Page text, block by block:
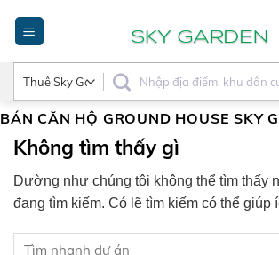
dung
BÁN CĂN HỘ GROUND HOUSE SKY
Không tìm thấy gì
Dường như chúng tôi không thể tìm thấy
đang tìm kiếm. Có lẽ tìm kiếm có thể giúp